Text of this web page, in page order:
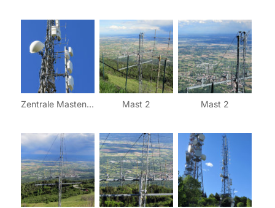
Zentrale Mastengruppe 1 Mast 2 Mast 2